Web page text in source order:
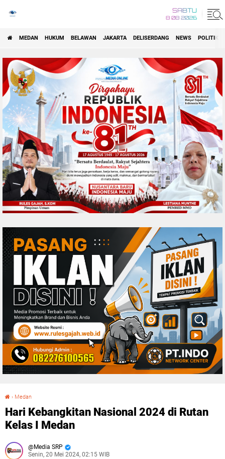
SABTU
8 08 2026
MEDAN HUKUM BELAWAN JAKARTA DELISERDANG NEWS POLITIK
› Medan
Hari Kebangkitan Nasional 2024 di Rutan
Kelas I Medan
Media SRP
Senin, 20 Mei 2024, 02:15 WIB